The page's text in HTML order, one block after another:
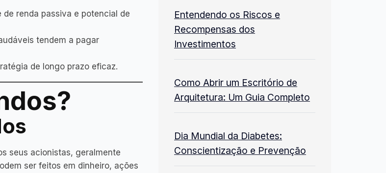
renda passiva e potencial de
tendem a pagar
de longo prazo eficaz.
seus acionistas, geralmente
ser feitos em dinheiro, ações
Entendendo os Riscos e
Recompensas dos
Investimentos
Como Abrir um Escritório de
Arquitetura: Um Guia Completo
Dia Mundial da Diabetes:
Conscientização e Prevenção